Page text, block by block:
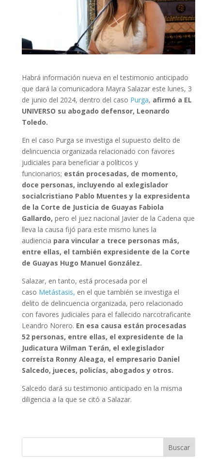
Habrá información nueva en el testimonio anticipado
que dará la comunicadora Mayra Salazar este lunes, 3
de junio del 2024, dentro del caso Purga, afirmó a EL
UNIVERSO su abogado defensor, Leonardo
Toledo.
En el caso Purga se investiga el supuesto delito de
delincuencia organizada relacionado con favores
judiciales para beneficiar a políticos y
funcionarios; están procesadas, de momento,
doce personas, incluyendo al exlegislador
socialcristiano Pablo Muentes y la expresidenta
de la Corte de Justicia de Guayas Fabiola
Gallardo, pero el juez nacional Javier de la Cadena que
lleva la causa fijó para este mismo lunes la
audiencia para vincular a trece personas más,
entre ellas, el también expresidente de la Corte
de Guayas Hugo Manuel González.
Salazar, en tanto, está procesada por el
caso Metástasis, en el que también se investiga el
delito de delincuencia organizada, pero relacionado
con favores judiciales para el fallecido narcotraficante
Leandro Norero. En esa causa están procesadas
52 personas, entre ellas, el expresidente de la
Judicatura Wilman Terán, el exlegislador
correísta Ronny Aleaga, el empresario Daniel
Salcedo, jueces, policías, abogados y otros.
Salcedo dará su testimonio anticipado en la misma
diligencia a la que se citó a Salazar.
Buscar